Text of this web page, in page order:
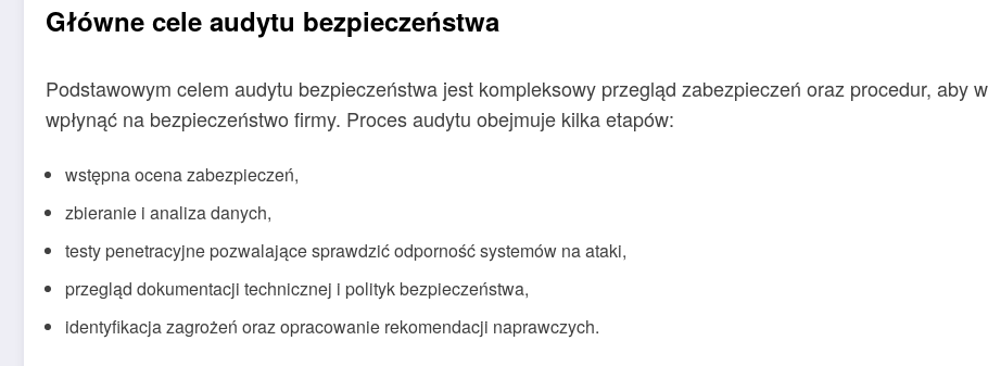
Główne cele audytu bezpieczeństwa
Podstawowym celem audytu bezpieczeństwa jest kompleksowy przegląd zabezpieczeń oraz procedur, aby
wpłynąć na bezpieczeństwo firmy. Proces audytu obejmuje kilka etapów:
wstępna ocena zabezpieczeń,
zbieranie i analiza danych,
testy penetracyjne pozwalające sprawdzić odporność systemów na ataki,
przegląd dokumentacji technicznej i polityk bezpieczeństwa,
identyfikacja zagrożeń oraz opracowanie rekomendacji naprawczych.